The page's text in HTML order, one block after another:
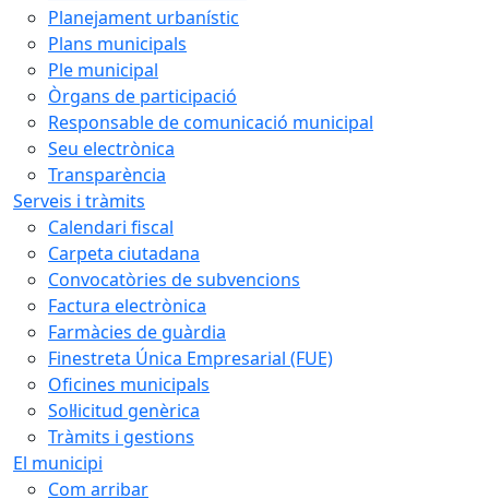
Planejament urbanístic
Plans municipals
Ple municipal
Òrgans de participació
Responsable de comunicació municipal
Seu electrònica
Transparència
Serveis i tràmits
Calendari fiscal
Carpeta ciutadana
Convocatòries de subvencions
Factura electrònica
Farmàcies de guàrdia
Finestreta Única Empresarial (FUE)
Oficines municipals
Sol·licitud genèrica
Tràmits i gestions
El municipi
Com arribar